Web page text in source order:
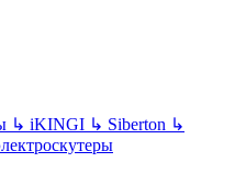
↳ iKINGI ↳ Siberton ↳